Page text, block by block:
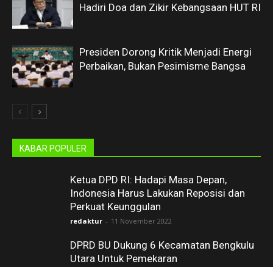
Hadiri Doa dan Zikir Kebangsaan HUT RI
Presiden Dorong Kritik Menjadi Energi
Perbaikan, Bukan Pesimisme Bangsa
KABAR POPULER
Ketua DPD RI: Hadapi Masa Depan,
Indonesia Harus Lakukan Reposisi dan
Perkuat Keunggulan
redaktur - 11 November 2022
DPRD BU Dukung 6 Kecamatan Bengkulu
Utara Untuk Pemekaran